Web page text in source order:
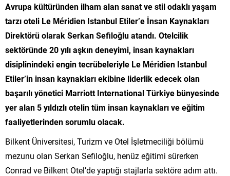
Avrupa kültüründen ilham alan sanat ve stil odaklı yaşam
tarzı oteli Le Méridien Istanbul Etiler’e İnsan Kaynakları
Direktörü olarak Serkan Sefiloğlu atandı. Otelcilik
sektöründe 20 yılı aşkın deneyimi, insan kaynakları
disiplinindeki engin tecrübeleriyle Le Méridien Istanbul
Etiler’in insan kaynakları ekibine liderlik edecek olan
başarılı yönetici Marriott International Türkiye bünyesinde
yer alan 5 yıldızlı otelin tüm insan kaynakları ve eğitim
faaliyetlerinden sorumlu olacak.
Bilkent Üniversitesi, Turizm ve Otel İşletmeciliği bölümü
mezunu olan Serkan Sefiloğlu, henüz eğitimi sürerken
Conrad ve Bilkent Otel’de yaptığı stajlarla sektöre adım attı.